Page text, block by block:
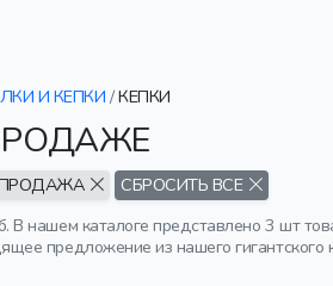
И КЕПКИ /КЕПКИ
СБРОСИТЬ ВСЕ
нашем каталоге представлено 3 шт
предложение из нашего гигантского